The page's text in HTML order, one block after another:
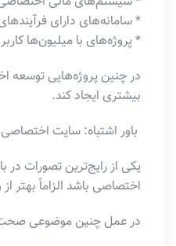
* سامانه‌های دارای
* پروژه‌های با میلیون‌ها کاربر
در چنین پروژه‌هایی توسعه
بیشتری ایجاد کند.
باور اشتباه: سایت
یکی از رایج‌ترین تصورات در
اختصاصی باشد الزاماً بهتر
در عمل چنین موضوعی صحت